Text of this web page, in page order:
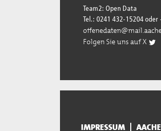
Team2: Open Data
Tel.: 0241 432-15204 oder
Folgen Sie uns auf X
IMPRESSUM